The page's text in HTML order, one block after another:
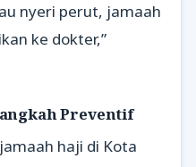
nyeri perut, jamaah
ke dokter,”
Preventif
haji di Kota